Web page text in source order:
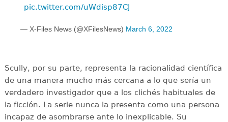
pic.twitter.com/uWdisp87CJ
— X-Files News (@XFilesNews) March 6, 2022
Scully, por su parte, representa la racionalidad científica
de una manera mucho más cercana a lo que sería un
verdadero investigador que a los clichés habituales de
la ficción. La serie nunca la presenta como una persona
incapaz de asombrarse ante lo inexplicable. Su